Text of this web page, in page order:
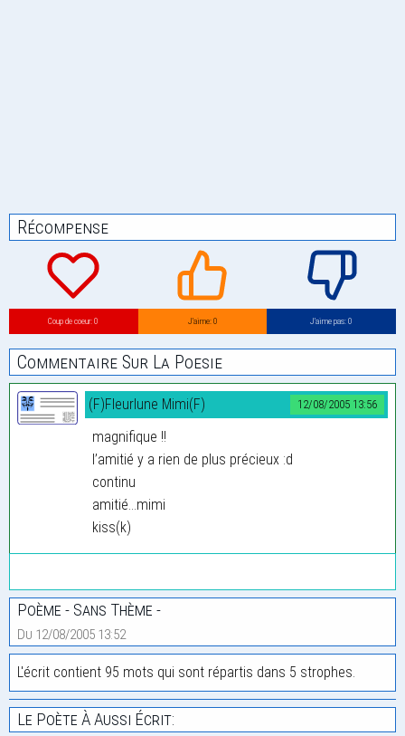
Récompense
Coup de coeur: 0 J’aime: 0 J’aime pas: 0
Commentaire Sur La Poesie
12/08/2005 13:56
(F)Fleurlune Mimi(F)
magnifique !!
l’amitié y a rien de plus précieux :d
continu
amitié...mimi
kiss(k)
Poème - Sans Thème -
Du 12/08/2005 13:52
L'écrit contient 95 mots qui sont répartis dans 5 strophes.
Le Poète À Aussi Écrit: